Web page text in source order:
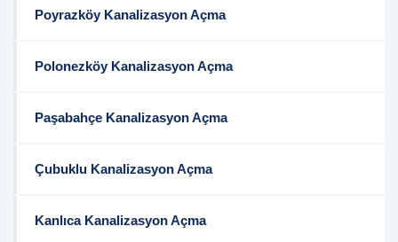
Poyrazköy Kanalizasyon Açma
Polonezköy Kanalizasyon Açma
Paşabahçe Kanalizasyon Açma
Çubuklu Kanalizasyon Açma
Kanlıca Kanalizasyon Açma